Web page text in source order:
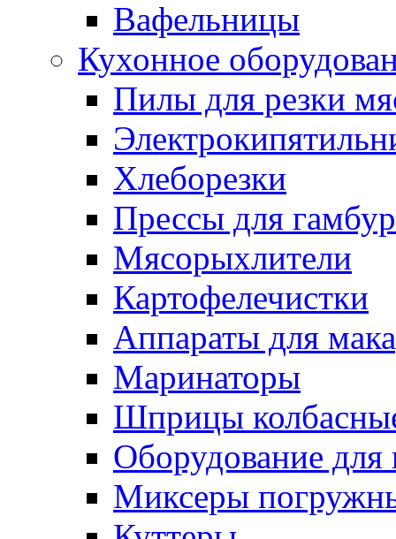
Вафельницы
Кухонное
Пилы для резки
Хлеборезки
Прессы для
Мясорыхлители
Картофелечистки
Аппараты для
Маринаторы
Шприцы
Оборудование для
Миксеры